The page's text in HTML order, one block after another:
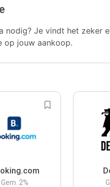
nodig? Je vindt het zeker
op jouw aankoop.
Gem. 2%